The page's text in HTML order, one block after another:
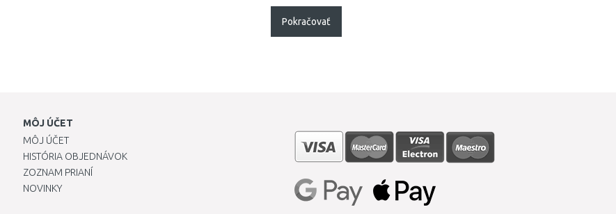
Pokračovať
MÔJ ÚČET
MÔJ ÚČET
HISTÓRIA OBJEDNÁVOK
ZOZNAM PRIANÍ
NOVINKY